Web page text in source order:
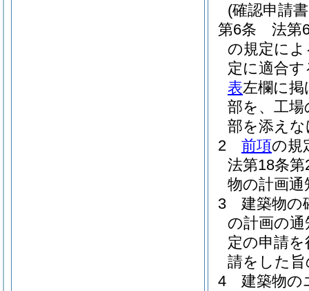
(確認申請
第6条
法第
の規定に
定に適合
表左欄に掲
部を、工
部を添え
2
前項の規
法第18条
物の計画
3
建築物の
の計画の
定の申請
請をした
4
建築物の